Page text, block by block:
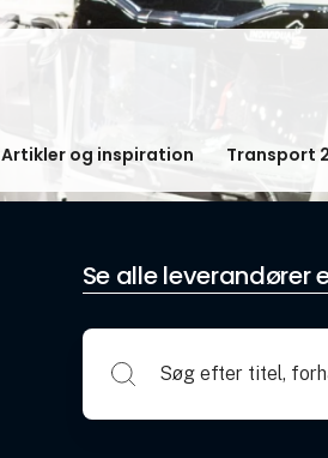
Artikler og inspiration Transport
Se alle leverandører